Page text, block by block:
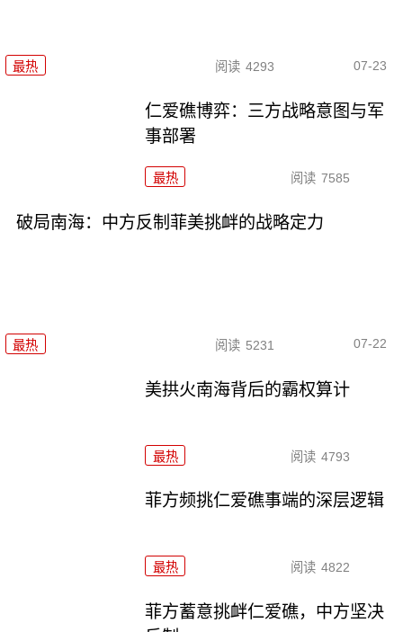
最热 阅读 4293 07-23
仁爱礁博弈：三方战略意图与军
事部署
最热 阅读 7585
破局南海：中方反制菲美挑衅的战略定力
最热 阅读 5231 07-22
美拱火南海背后的霸权算计
最热 阅读 4793
菲方频挑仁爱礁事端的深层逻辑
最热 阅读 4822
菲方蓄意挑衅仁爱礁，中方坚决